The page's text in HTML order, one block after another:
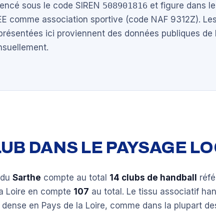
sous le code SIREN 508901816 et figure dans
comme association sportive (code NAF 9312Z).
ici proviennent des données publiques de
DANS LE PAYSAGE
Sarthe compte au total 14 clubs de handball
Loire en compte 107 au total. Le tissu associatif
en Pays de la Loire, comme dans la plupart